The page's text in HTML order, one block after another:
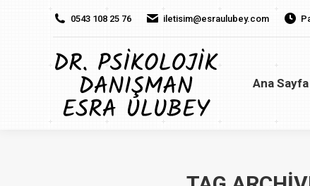
0543 108 25 76 iletisim@esraulubey.com
Ana Sayfa
Ana Sayfa